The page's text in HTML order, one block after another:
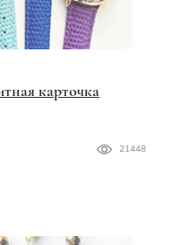
карточка
21448